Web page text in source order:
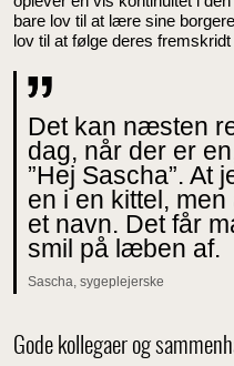
bare lov til at lære sine
lov til at følge deres fremskridt
Det kan næsten
dag, når der er
”Hej Sascha”. At
en i en kittel,
et navn. Det får
smil på læben af.
Sascha, sygeplejerske
Gode kollegaer og